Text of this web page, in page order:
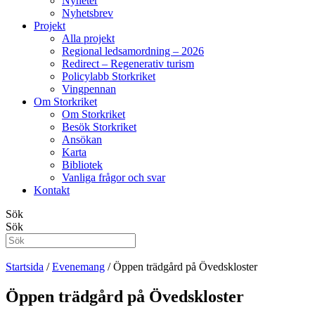
Nyhetsbrev
Projekt
Alla projekt
Regional ledsamordning – 2026
Redirect – Regenerativ turism
Policylabb Storkriket
Vingpennan
Om Storkriket
Om Storkriket
Besök Storkriket
Ansökan
Karta
Bibliotek
Vanliga frågor och svar
Kontakt
Sök
Sök
Startsida / Evenemang / Öppen trädgård på Övedskloster
Öppen trädgård på Övedskloster